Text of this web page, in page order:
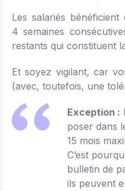
Les salariés
4 semaines
restants qui constituent
Et soyez vigilant, car
(avec, toutefois, une
Exception :
poser dans
15 mois
C’est
bulletin de
ils peuvent